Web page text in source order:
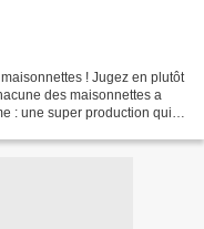
! Jugez en plutôt
des maisonnettes a
: une super production qui